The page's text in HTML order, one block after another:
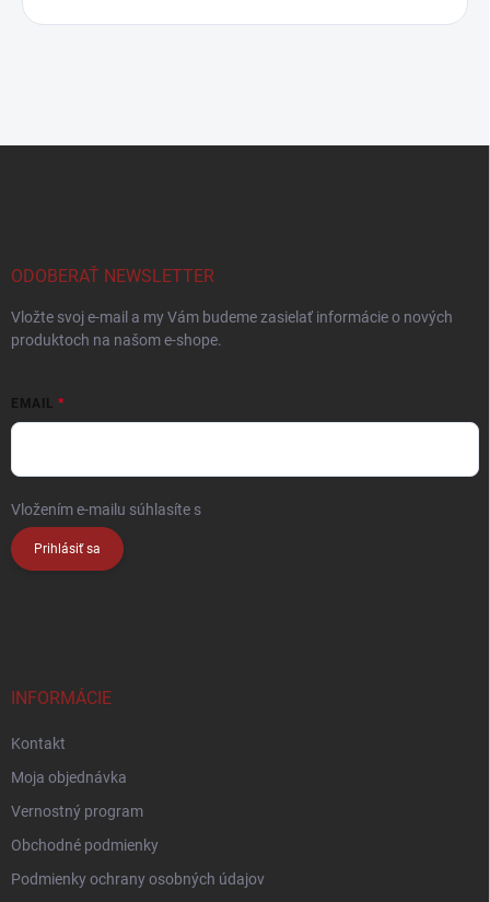
ODOBERAŤ NEWSLETTER
Vložte svoj e-mail a my Vám budeme zasielať informácie o nových
produktoch na našom e-shope.
EMAIL
Vložením e-mailu súhlasíte s
Prihlásiť sa
INFORMÁCIE
Kontakt
Moja objednávka
Vernostný program
Obchodné podmienky
Podmienky ochrany osobných údajov